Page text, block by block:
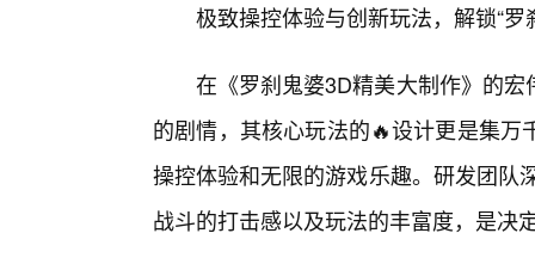
极致操控体验与创新玩法，解锁“罗
在《罗刹鬼婆3D精美大制作》的
的剧情，其核心玩法的🔥设计更是集
操控体验和无限的游戏乐趣。研发团队
战斗的打击感以及玩法的丰富度，是决